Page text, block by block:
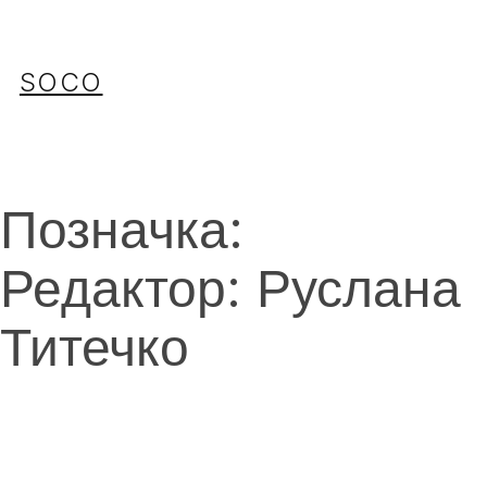
SOCO
Позначка:
Редактор: Руслана
Титечко